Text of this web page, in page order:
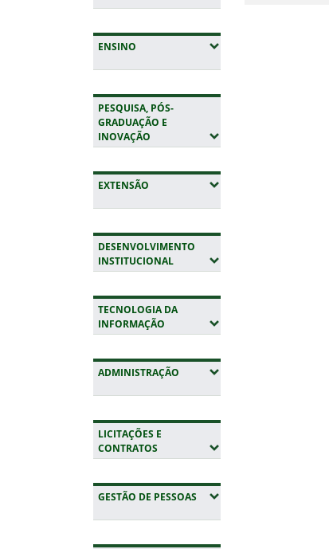
ENSINO (EXPANDIR SUBMENUS)
PESQUISA, PÓS-
GRADUAÇÃO E
INOVAÇÃO (EXPANDIR SUBMENUS)
EXTENSÃO (EXPANDIR SUBMENUS)
DESENVOLVIMENTO
INSTITUCIONAL(EXPANDIR SUBMENUS)
TECNOLOGIA DA
INFORMAÇÃO (EXPANDIR SUBMENUS)
ADMINISTRAÇÃO (EXPANDIR SUBMENUS)
LICITAÇÕES E
CONTRATOS (EXPANDIR SUBMENUS)
GESTÃO DE PESSOAS (EXPANDIR SUBMENUS)